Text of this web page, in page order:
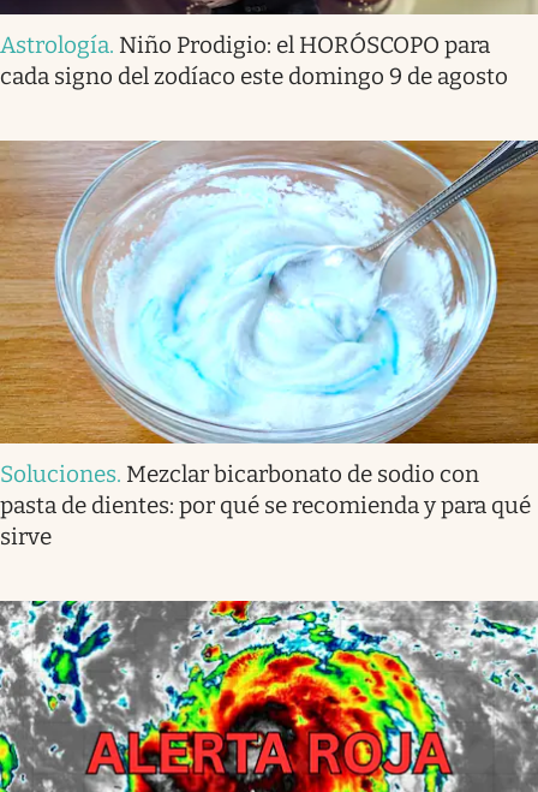
Astrología. Niño Prodigio: el HORÓSCOPO para
cada signo del zodíaco este domingo 9 de agosto
Soluciones. Mezclar bicarbonato de sodio con
pasta de dientes: por qué se recomienda y para qué
sirve